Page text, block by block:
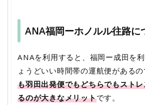
ANA福岡ーホノルル往路に
ANAを利用すると、福岡ー成田を
ょうどいい時間帯の運航便があるの
も羽田出発便でもどちらでもスト
るのが大きなメリットです。